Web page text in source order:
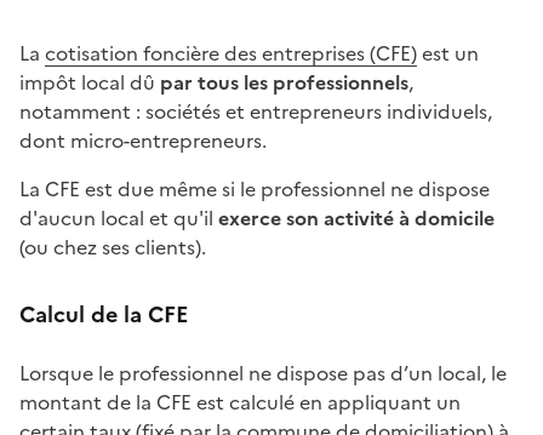
La cotisation foncière des entreprises (CFE)est un
impôt local dû par tous les professionnels,
notamment : sociétés et entrepreneurs individuels,
dont micro-entrepreneurs.
La CFE est due même si le professionnel ne dispose
d'aucun local et qu'il exerce son activité à domicile
(ou chez ses clients).
Calcul de la CFE
Lorsque le professionnel ne dispose pas d’un local, le
montant de la CFE est calculé en appliquant un